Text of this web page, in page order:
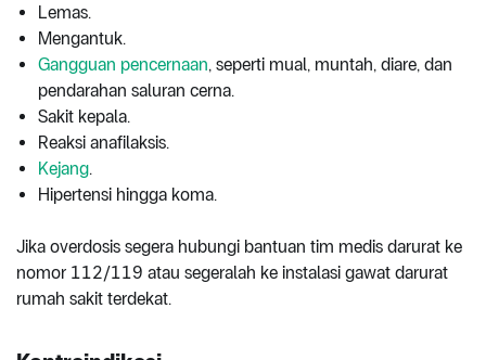
Lemas.
Mengantuk.
Gangguan pencernaan, seperti mual, muntah, diare, dan
pendarahan saluran cerna.
Sakit kepala.
Reaksi anafilaksis.
Kejang.
Hipertensi hingga koma.
Jika overdosis segera hubungi bantuan tim medis darurat ke
nomor 112/119 atau segeralah ke instalasi gawat darurat
rumah sakit terdekat.